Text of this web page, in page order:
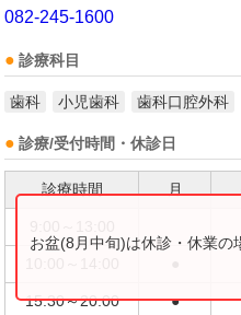
082-245-1600
診療科目
歯科 小児歯科 歯科口腔外科
診療/受付時間・休診日
診療時間 月
15:30～20:00 ●
お盆(8月中旬)は休診・休業の